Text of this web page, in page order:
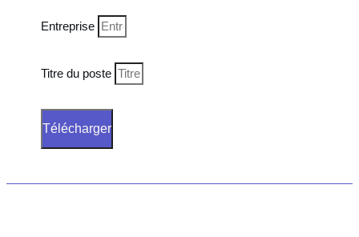
Entreprise
Titre du poste
Télécharger